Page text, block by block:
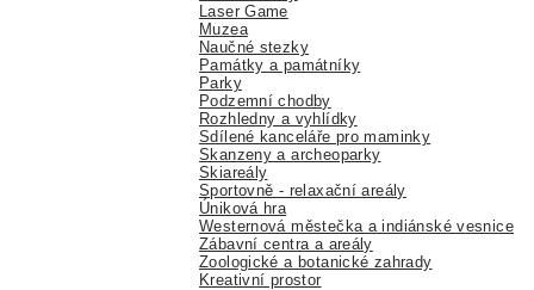
Laser Game
Muzea
Naučné stezky
Památky a památníky
Parky
Podzemní chodby
Rozhledny a vyhlídky
Sdílené kanceláře pro maminky
Skanzeny a archeoparky
Skiareály
Sportovně - relaxační areály
Úniková hra
Westernová městečka a indiánské vesnice
Zábavní centra a areály
Zoologické a botanické zahrady
Kreativní prostor